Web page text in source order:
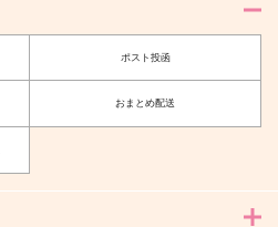
ポスト投函
おまとめ配送